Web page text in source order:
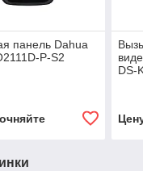
панель Dahua
P-S2
DS-